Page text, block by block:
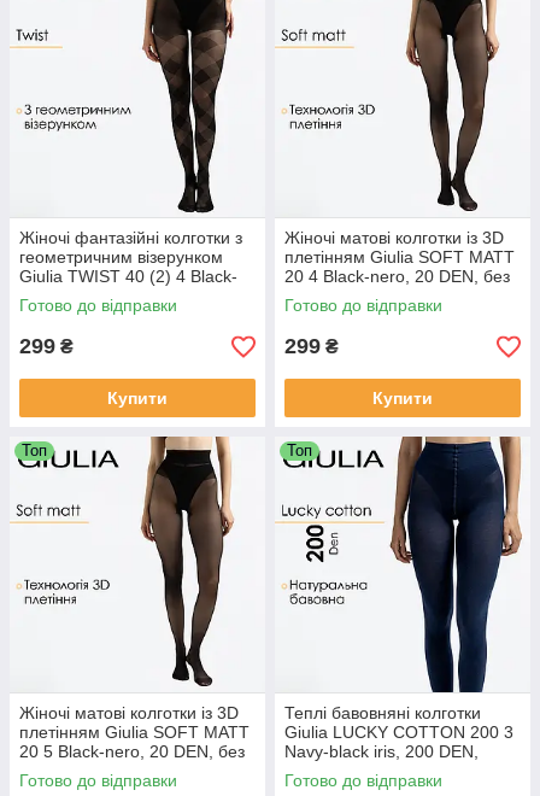
Жіночі фантазійні колготки з
геометричним візерунком
Giulia TWIST 40 (2) 4 Black-
nero, 40 DEN, геометричний
принт
Готово до відправки
299 ₴
Купити
Жіночі матові колготки із 3D
плетінням Giulia SOFT MATT
20 4 Black-nero, 20 DEN, без
шортиків, матові
Готово до відправки
299 ₴
Купити
Топ
Жіночі матові колготки із 3D
плетінням Giulia SOFT MATT
20 5 Black-nero, 20 DEN, без
шортиків, матові
Готово до відправки
Топ
Теплі бавовняні колготки
Giulia LUCKY COTTON 200 3
Navy-black iris, 200 DEN,
класичні, середня посадка
Готово до відправки